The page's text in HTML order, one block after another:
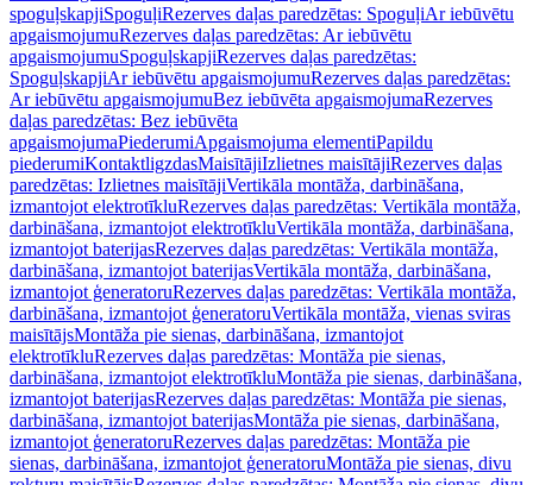
spoguļskapjiSpoguļiRezerves daļas paredzētas: SpoguļiAr iebūvētu
apgaismojumuRezerves daļas paredzētas: Ar iebūvētu
apgaismojumuSpoguļskapjiRezerves daļas paredzētas:
SpoguļskapjiAr iebūvētu apgaismojumuRezerves daļas paredzētas:
Ar iebūvētu apgaismojumuBez iebūvēta apgaismojumaRezerves
daļas paredzētas: Bez iebūvēta
apgaismojumaPiederumiApgaismojuma elementiPapildu
piederumiKontaktligzdasMaisītājiIzlietnes maisītājiRezerves daļas
paredzētas: Izlietnes maisītājiVertikāla montāža, darbināšana,
izmantojot elektrotīkluRezerves daļas paredzētas: Vertikāla montāža,
darbināšana, izmantojot elektrotīkluVertikāla montāža, darbināšana,
izmantojot baterijasRezerves daļas paredzētas: Vertikāla montāža,
darbināšana, izmantojot baterijasVertikāla montāža, darbināšana,
izmantojot ģeneratoruRezerves daļas paredzētas: Vertikāla montāža,
darbināšana, izmantojot ģeneratoruVertikāla montāža, vienas sviras
maisītājsMontāža pie sienas, darbināšana, izmantojot
elektrotīkluRezerves daļas paredzētas: Montāža pie sienas,
darbināšana, izmantojot elektrotīkluMontāža pie sienas, darbināšana,
izmantojot baterijasRezerves daļas paredzētas: Montāža pie sienas,
darbināšana, izmantojot baterijasMontāža pie sienas, darbināšana,
izmantojot ģeneratoruRezerves daļas paredzētas: Montāža pie
sienas, darbināšana, izmantojot ģeneratoruMontāža pie sienas, divu